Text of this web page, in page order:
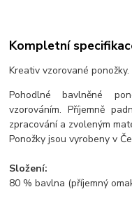
Kompletní
Kreativ vzorované ponožky.
Pohodlné bavlněné
vzorováním. Příjemně
zpracování a zvoleným
Ponožky jsou vyrobeny v
Složení:
80 % bavlna (příjemný